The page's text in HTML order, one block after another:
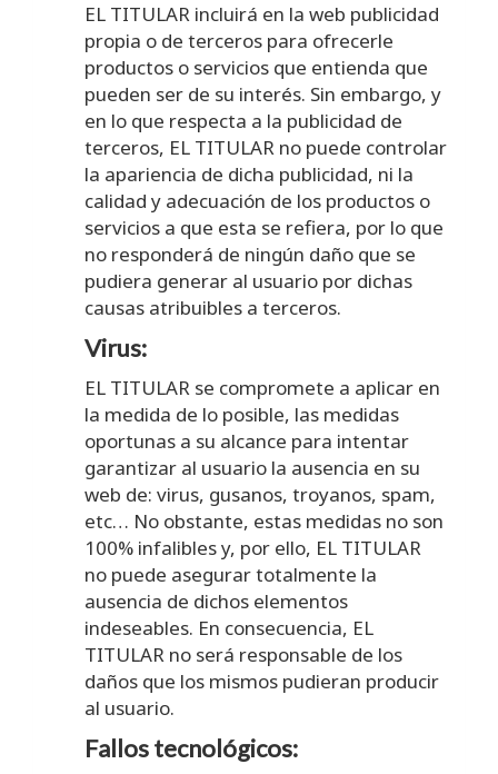
EL TITULAR incluirá en la web publicidad
propia o de terceros para ofrecerle
productos o servicios que entienda que
pueden ser de su interés. Sin embargo, y
en lo que respecta a la publicidad de
terceros, EL TITULAR no puede controlar
la apariencia de dicha publicidad, ni la
calidad y adecuación de los productos o
servicios a que esta se refiera, por lo que
no responderá de ningún daño que se
pudiera generar al usuario por dichas
causas atribuibles a terceros.
Virus:
EL TITULAR se compromete a aplicar en
la medida de lo posible, las medidas
oportunas a su alcance para intentar
garantizar al usuario la ausencia en su
web de: virus, gusanos, troyanos, spam,
etc… No obstante, estas medidas no son
100% infalibles y, por ello, EL TITULAR
no puede asegurar totalmente la
ausencia de dichos elementos
indeseables. En consecuencia, EL
TITULAR no será responsable de los
daños que los mismos pudieran producir
al usuario.
Fallos tecnológicos: